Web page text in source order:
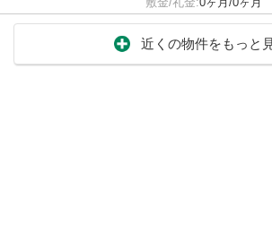
近くの物件をもっと